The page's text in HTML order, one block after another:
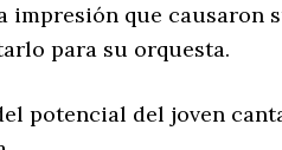
impresión que causaron
para su orquesta.
potencial del joven